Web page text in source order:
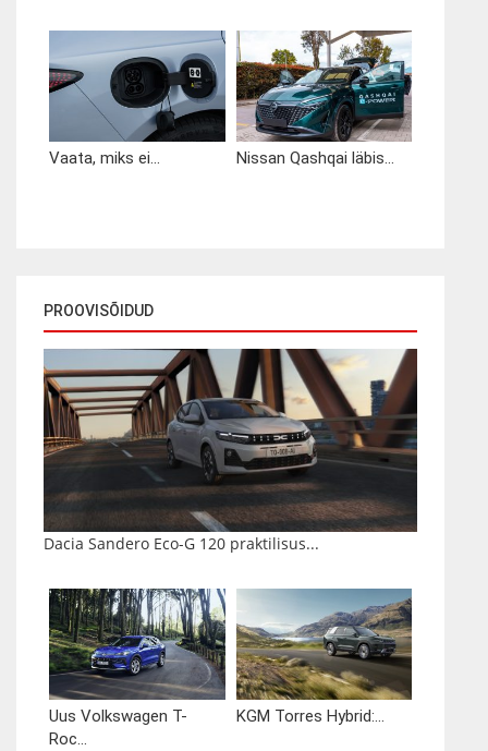
Vaata, miks ei... Nissan Qashqai läbis...
PROOVISÕIDUD
Dacia Sandero Eco-G 120 praktilisus...
Uus Volkswagen T-
Roc...
KGM Torres Hybrid:...